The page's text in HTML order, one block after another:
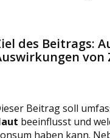
des Beitrags:
von
Beitrag soll
beeinflusst und
haben kann.